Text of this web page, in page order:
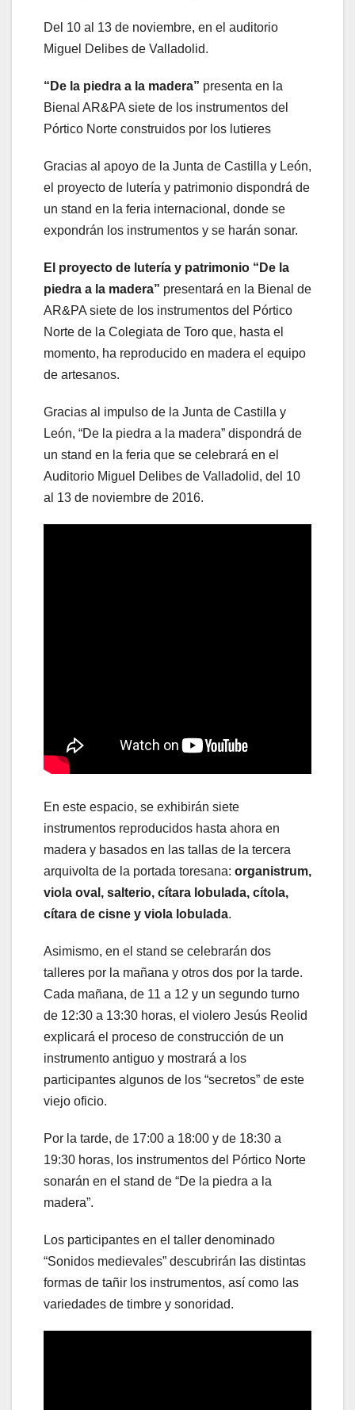
Del 10 al 13 de noviembre, en el auditorio
Miguel Delibes de Valladolid.
“De la piedra a la madera” presenta en la
Bienal AR&PA siete de los instrumentos del
Pórtico Norte construidos por los lutieres
Gracias al apoyo de la Junta de Castilla y León,
el proyecto de lutería y patrimonio dispondrá de
un stand en la feria internacional, donde se
expondrán los instrumentos y se harán sonar.
El proyecto de lutería y patrimonio “De la
piedra a la madera” presentará en la Bienal de
AR&PA siete de los instrumentos del Pórtico
Norte de la Colegiata de Toro que, hasta el
momento, ha reproducido en madera el equipo
de artesanos.
Gracias al impulso de la Junta de Castilla y
León, “De la piedra a la madera” dispondrá de
un stand en la feria que se celebrará en el
Auditorio Miguel Delibes de Valladolid, del 10
al 13 de noviembre de 2016.
En este espacio, se exhibirán siete
instrumentos reproducidos hasta ahora en
madera y basados en las tallas de la tercera
arquivolta de la portada toresana: organistrum,
viola oval, salterio, cítara lobulada, cítola,
cítara de cisne y viola lobulada.
Asimismo, en el stand se celebrarán dos
talleres por la mañana y otros dos por la tarde.
Cada mañana, de 11 a 12 y un segundo turno
de 12:30 a 13:30 horas, el violero Jesús Reolid
explicará el proceso de construcción de un
instrumento antiguo y mostrará a los
participantes algunos de los “secretos” de este
viejo oficio.
Por la tarde, de 17:00 a 18:00 y de 18:30 a
19:30 horas, los instrumentos del Pórtico Norte
sonarán en el stand de “De la piedra a la
madera”.
Los participantes en el taller denominado
“Sonidos medievales” descubrirán las distintas
formas de tañir los instrumentos, así como las
variedades de timbre y sonoridad.